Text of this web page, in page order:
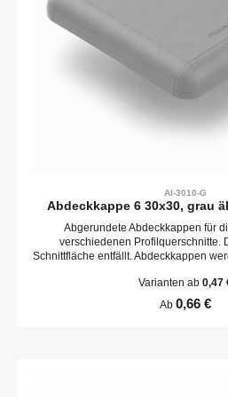
AI-3010-G
Abdeckkappe 6 30x30, grau
Abgerundete Abdeckkappen für
verschiedenen Profilquerschnitte.
Schnittfläche entfällt. Abdeckkappen
Varianten ab 0,47
Regulärer
Ab 0,66 €